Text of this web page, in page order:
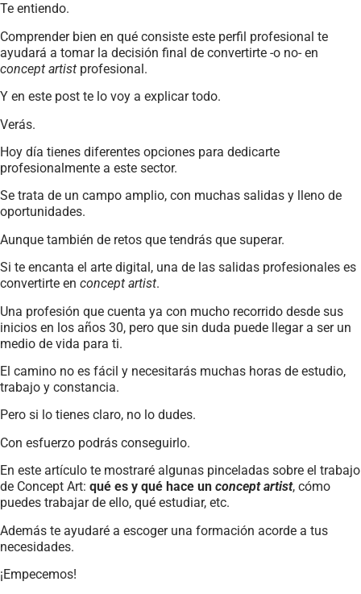
Te entiendo.
Comprender bien en qué consiste este perfil profesional te
ayudará a tomar la decisión final de convertirte -o no- en
concept artist profesional.
Y en este post te lo voy a explicar todo.
Verás.
Hoy día tienes diferentes opciones para dedicarte
profesionalmente a este sector.
Se trata de un campo amplio, con muchas salidas y lleno de
oportunidades.
Aunque también de retos que tendrás que superar.
Si te encanta el arte digital, una de las salidas profesionales es
convertirte en concept artist.
Una profesión que cuenta ya con mucho recorrido desde sus
inicios en los años 30, pero que sin duda puede llegar a ser un
medio de vida para ti.
El camino no es fácil y necesitarás muchas horas de estudio,
trabajo y constancia.
Pero si lo tienes claro, no lo dudes.
Con esfuerzo podrás conseguirlo.
En este artículo te mostraré algunas pinceladas sobre el trabajo
de Concept Art: qué es y qué hace un concept artist, cómo
puedes trabajar de ello, qué estudiar, etc.
Además te ayudaré a escoger una formación acorde a tus
necesidades.
¡Empecemos!